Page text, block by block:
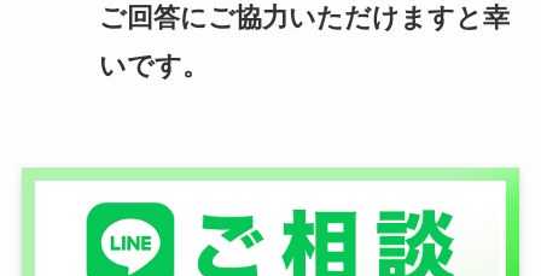
ご回答にご協力いただけますと幸
いです。